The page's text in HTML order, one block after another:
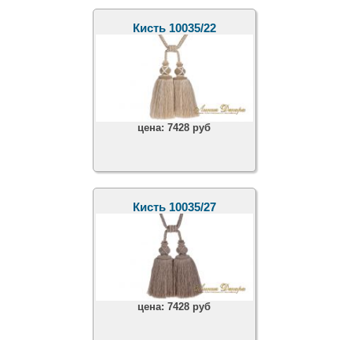
Кисть 10035/22
цена:7428 руб
Кисть 10035/27
цена:7428 руб